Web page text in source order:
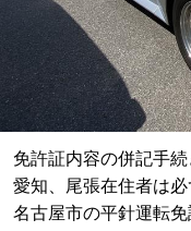
免許証内容の併記手
愛知、尾張在住者は必
名古屋市の平針運転免